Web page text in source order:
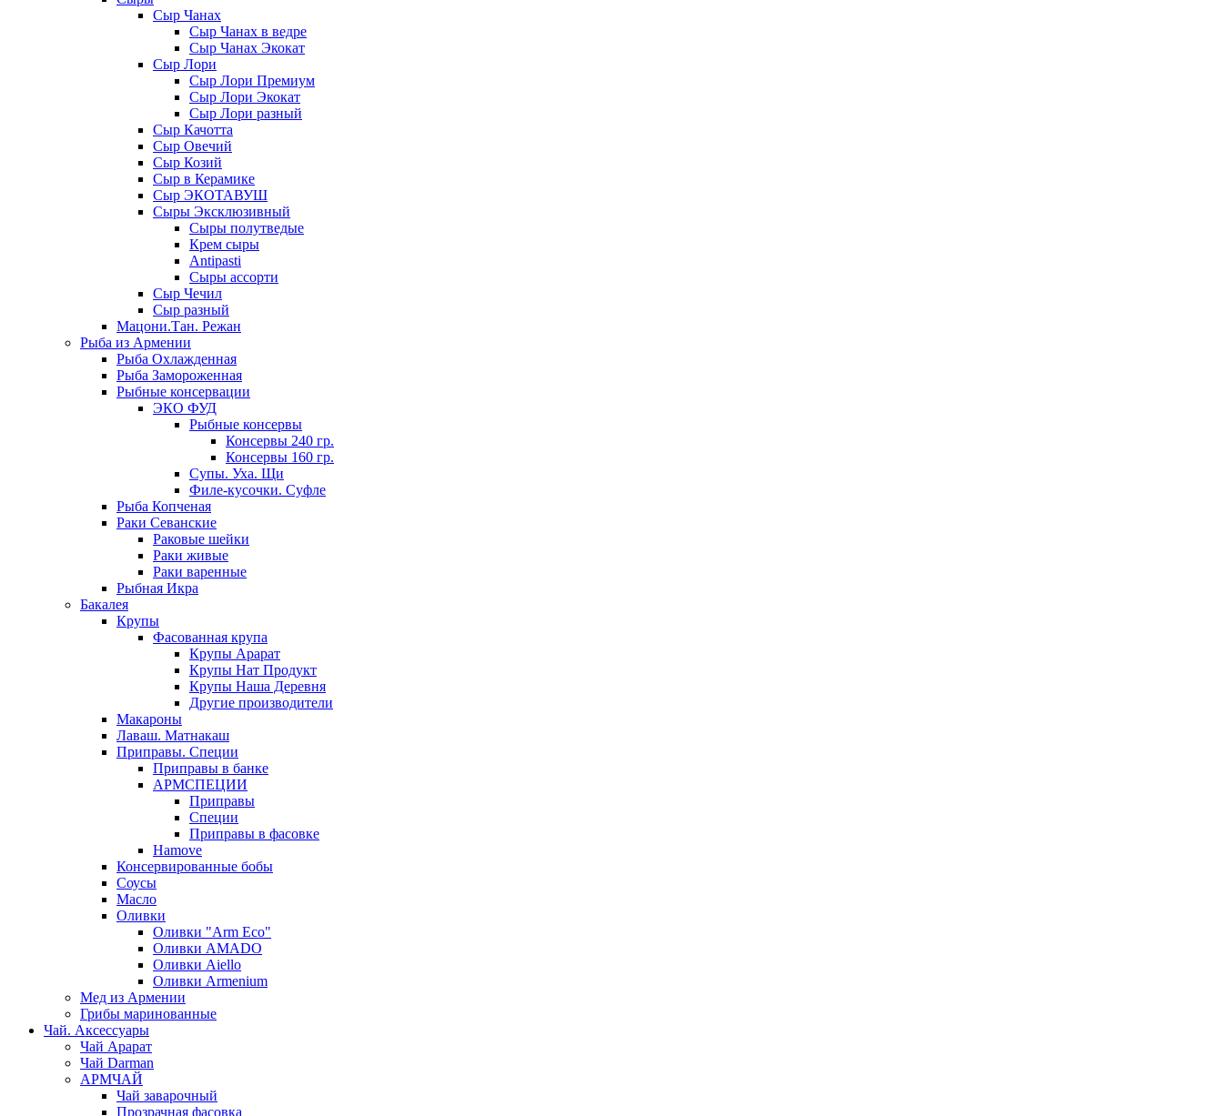
Сыр Чанах
Сыр Чанах в ведре
Сыр Чанах Экокат
Сыр Лори
Сыр Лори Премиум
Сыр Лори Экокат
Сыр Лори разный
Сыр Качотта
Сыр Овечий
Сыр Козий
Сыр в Керамике
Сыр ЭКОТАВУШ
Сыры Эксклюзивный
Сыры полутведые
Крем сыры
Antipasti
Сыры ассорти
Сыр Чечил
Сыр разный
Мацони.Тан. Режан
Рыба из Армении
Рыба Охлажденная
Рыба Замороженная
Рыбные консервации
ЭКО ФУД
Рыбные консервы
Консервы 240 гр.
Консервы 160 гр.
Супы. Уха. Щи
Филе-кусочки. Суфле
Рыба Копченая
Раки Севанские
Раковые шейки
Раки живые
Раки варенные
Рыбная Икра
Бакалея
Крупы
Фасованная крупа
Крупы Арарат
Крупы Нат Продукт
Крупы Наша Деревня
Другие производители
Макароны
Лаваш. Матнакаш
Приправы. Специи
Приправы в банке
АРМСПЕЦИИ
Приправы
Специи
Приправы в фасовке
Hamove
Консервированные бобы
Соусы
Масло
Оливки
Оливки "Arm Eco"
Оливки AMADO
Оливки Aiello
Оливки Armenium
Мед из Армении
Грибы маринованные
Чай. Аксессуары
Чай Арарат
Чай Darman
АРМЧАЙ
Чай заварочный
Прозрачная фасовка